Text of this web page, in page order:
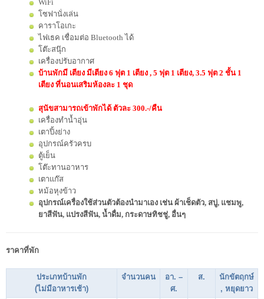
WiFi
โซฟานั่งเล่น
คาราโอเกะ
ไฟเธค เชื่อมต่อ Bluetooth ได้
โต๊ะสนุ๊ก
เครื่องปรับอากาศ
บ้านพักมี เตียง มีเตียง 6 ฟุต 1 เตียง , 5 ฟุต 1 เตียง, 3.5 ฟุต 2 ชั้น 1
เตียง ที่นอนเสริมห้องละ 1 ชุด
สุนัขสามารถเข้าพักได้ ตัวละ 300.-/คืน
เครื่องทำน้ำอุ่น
เตาปิ้งย่าง
อุปกรณ์ครัวครบ
ตู้เย็น
โต๊ะทานอาหาร
เตาแก๊ส
หม้อหุงข้าว
อุปกรณ์เครื่องใช้ส่วนตัวต้องนำมาเอง เช่น ผ้าเช็ดตัว, สบู่, แชมพู,
ยาสีฟัน, แปรงสีฟัน, น้ำดื่ม, กระดาษทิชชู่, อื่นๆ
ราคาที่พัก
ประเภทบ้านพัก
(ไม่มีอาหารเช้า)
จำนวนคน
อา. –
ศ.
ส.
นักขัตฤกษ์
, หยุดยาว